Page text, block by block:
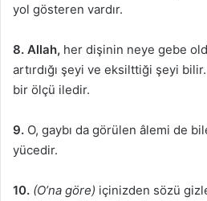
yol gösteren vardır.
8. Allah, her dişinin neye gebe
artırdığı şeyi ve eksilttiği şeyi
bir ölçü iledir.
9. O, gaybı da görülen âlemi de
yücedir.
10. (O’na göre) içinizden sözü